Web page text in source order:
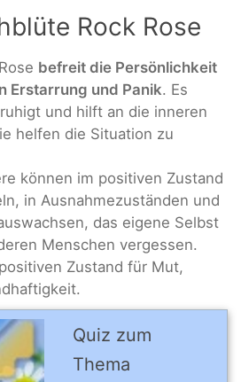
Rock Rose
befreit die Persönlichkeit
Erstarrung und Panik. Es
und hilft an die inneren
helfen die Situation zu
können im positiven Zustand
in Ausnahmezuständen und
das eigene Selbst
Menschen vergessen.
Zustand für Mut,
Quiz zum
Thema